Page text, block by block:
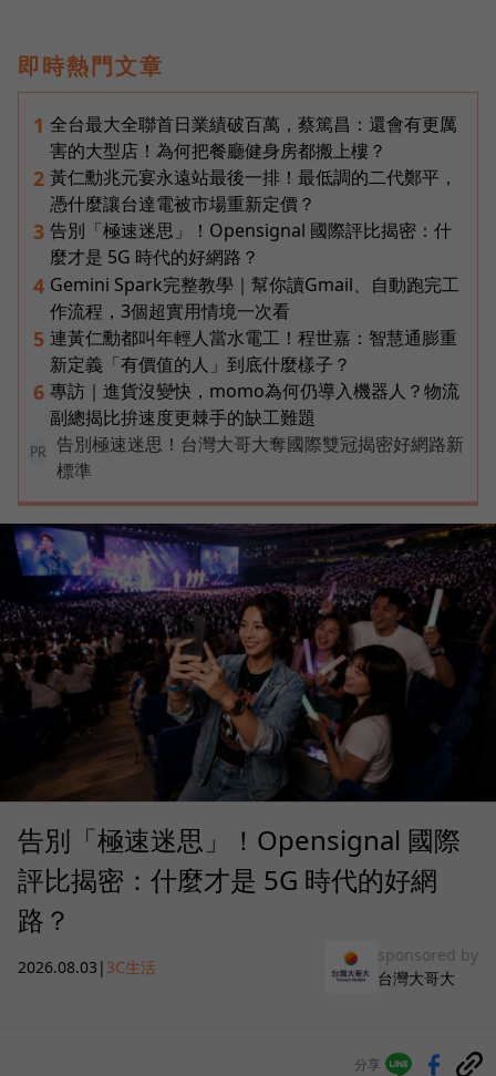
即時熱門文章
1 全台最大全聯首日業績破百萬，蔡篤昌：還會有更厲
害的大型店！為何把餐廳健身房都搬上樓？
2 黃仁勳兆元宴永遠站最後一排！最低調的二代鄭平，
憑什麼讓台達電被市場重新定價？
3 告別「極速迷思」！Opensignal 國際評比揭密：什
麼才是 5G 時代的好網路？
4 Gemini Spark完整教學｜幫你讀Gmail、自動跑完工
作流程，3個超實用情境一次看
5 連黃仁勳都叫年輕人當水電工！程世嘉：智慧通膨重
新定義「有價值的人」到底什麼樣子？
6 專訪｜進貨沒變快，momo為何仍導入機器人？物流
副總揭比拚速度更棘手的缺工難題
PR
告別極速迷思！台灣大哥大奪國際雙冠揭密好網路新
標準
告別「極速迷思」！Opensignal 國際
評比揭密：什麼才是 5G 時代的好網
路？
2026.08.03 | 3C生活
sponsored by
台灣大哥大
分享